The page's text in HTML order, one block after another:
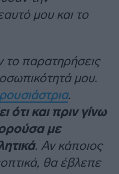
μου και το
το παρατηρήσεις
μου.
.
ότι και πριν γίνω
με
. Αν κάποιος
θα έβλεπε